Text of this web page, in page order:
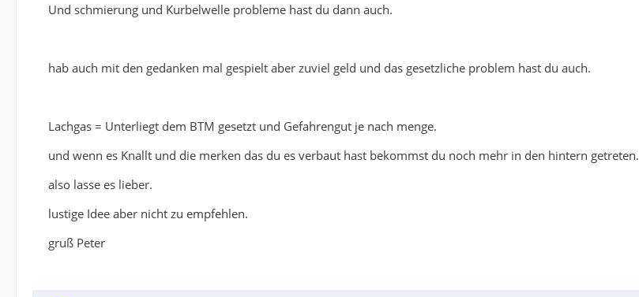
Und schmierung und Kurbelwelle probleme hast du dann auch.
hab auch mit den gedanken mal gespielt aber zuviel geld und das gesetzliche problem hast du auch.
Lachgas = Unterliegt dem BTM gesetzt und Gefahrengut je nach menge.
und wenn es Knallt und die merken das du es verbaut hast bekommst du noch mehr in den hintern getreten.
also lasse es lieber.
lustige Idee aber nicht zu empfehlen.
gruß Peter